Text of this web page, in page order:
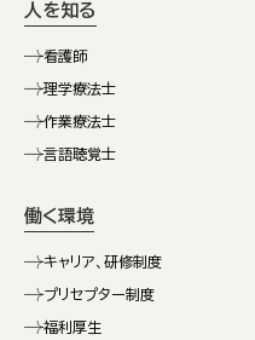
人を知る
看護師
理学療法士
作業療法士
言語聴覚士
働く環境
キャリア、研修制度
プリセプター制度
福利厚生